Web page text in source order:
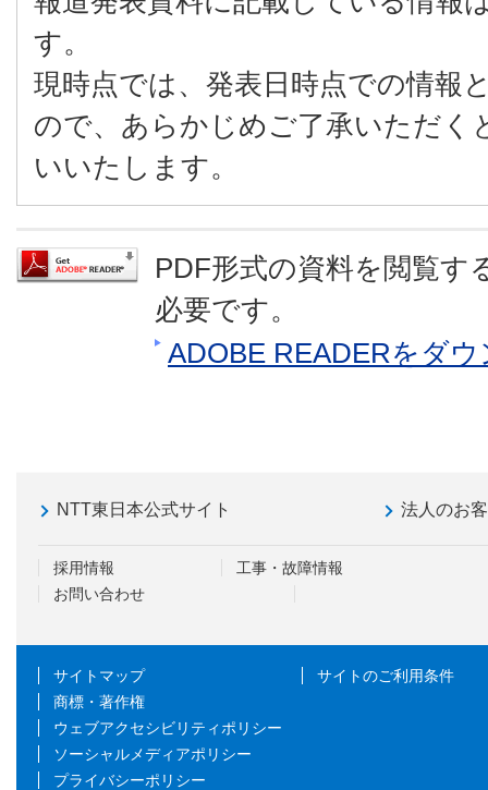
す。
現時点では、発表日時点での情報
ので、あらかじめご了承いただく
いいたします。
PDF形式の資料を閲覧す
必要です。
ADOBE READERをダ
NTT東日本公式サイト 法人のお
採用情報
工事・故障情報
お問い合わせ
サイトマップ
サイトのご利用条件
商標・著作権
ウェブアクセシビリティポリシー
ソーシャルメディアポリシー
プライバシーポリシー